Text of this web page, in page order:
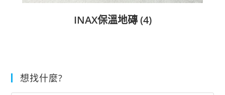
INAX保溫地磚(4)
想找什麼?